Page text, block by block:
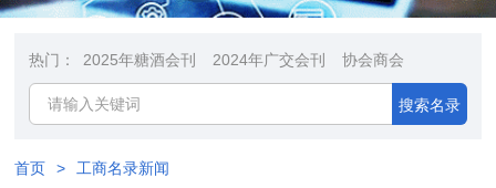
热门： 2025年糖酒会刊 2024年广交会刊 协会商会
搜索名录
首页 > 工商名录新闻